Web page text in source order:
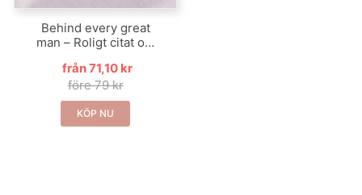
Behind every great
man – Roligt citat om
från 71,10 kr
före 79 kr
KÖP NU